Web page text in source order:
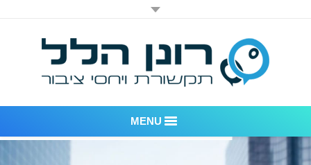
MENU